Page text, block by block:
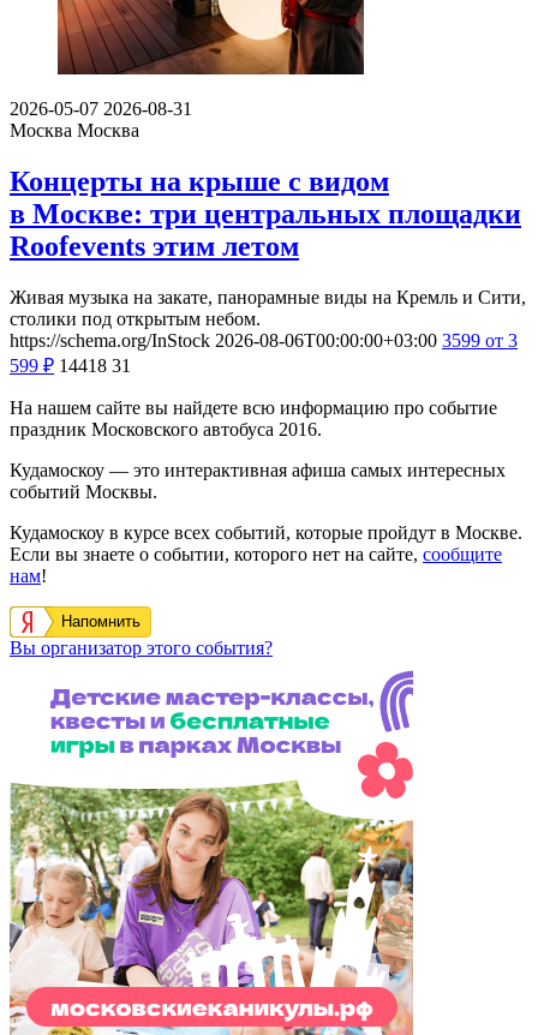
2026-05-07 2026-08-31
Москва Москва
Концерты на крыше с видом
в Москве: три центральных площадки
Roofevents этим летом
Живая музыка на закате, панорамные виды на Кремль и Сити,
столики под открытым небом.
https://schema.org/InStock 2026-08-06T00:00:00+03:00 3599 от 3
599 ₽ 14418 31
На нашем сайте вы найдете всю информацию про событие
праздник Московского автобуса 2016.
Кудамоскоу — это интерактивная афиша самых интересных
событий Москвы.
Кудамоскоу в курсе всех событий, которые пройдут в Москве.
Если вы знаете о событии, которого нет на сайте, сообщите
нам!
Напомнить
Вы организатор этого события?